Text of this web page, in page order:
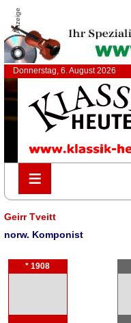
Anzeige
Donnerstag, 6. August 2026
≡
≡
Geirr Tveitt
norw. Komponist
* 1908